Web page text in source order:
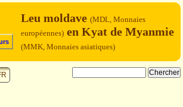
Leu moldave (MDL, Monnaies
européennes) en Kyat de Myanmie
(MMK, Monnaies asiatiques)